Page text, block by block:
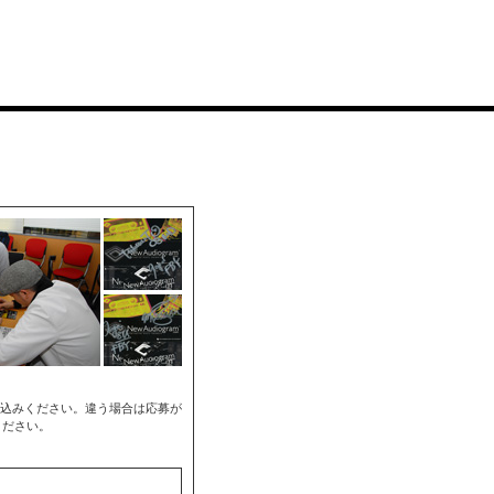
みください。違う場合は応募が
さい。